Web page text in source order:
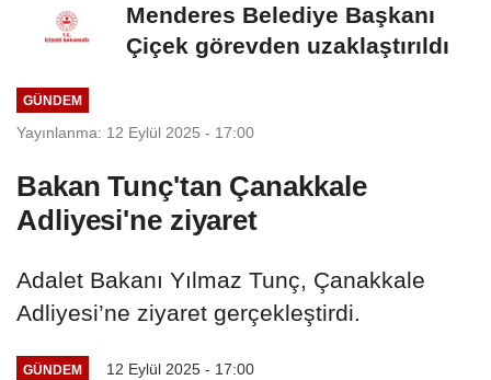
Menderes Belediye Başkanı
Çiçek görevden uzaklaştırıldı
GÜNDEM
Yayınlanma: 12 Eylül 2025 - 17:00
Bakan Tunç'tan Çanakkale
Adliyesi'ne ziyaret
Adalet Bakanı Yılmaz Tunç, Çanakkale
Adliyesi’ne ziyaret gerçekleştirdi.
GÜNDEM 12 Eylül 2025 - 17:00